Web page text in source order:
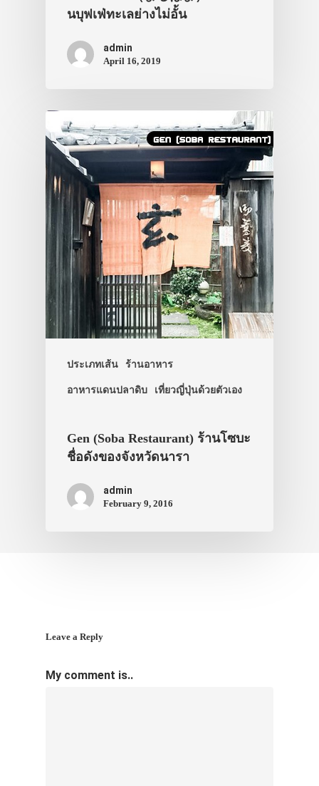
นบุฟเฟ่ทะเลย่างไม่อั้น
admin
April 16, 2019
ประเภทเส้น ร้านอาหาร
อาหารแดนปลาดิบ เที่ยวญี่ปุ่นด้วยตัวเอง
Gen (Soba Restaurant) ร้านโซบะ
ชื่อดังของจังหวัดนารา
admin
February 9, 2016
Leave a Reply
My comment is..